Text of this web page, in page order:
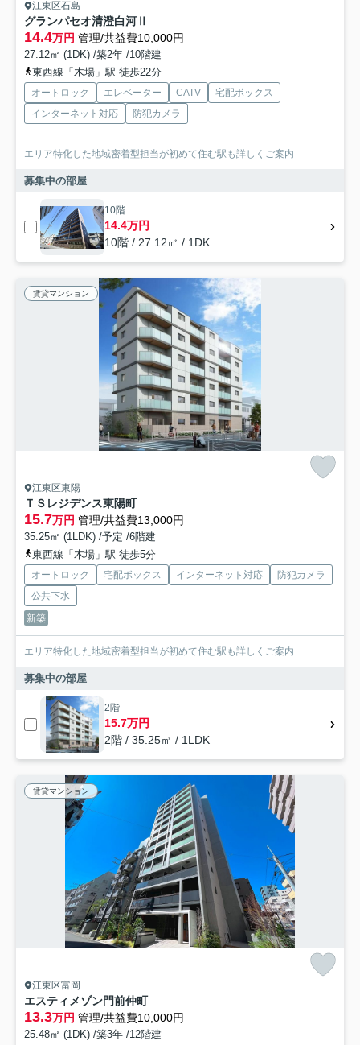
江東区石島
グランパセオ清澄白河Ⅱ
14.4万円 管理/共益費10,000円
27.12㎡ (1DK) /築2年 /10階建
東西線「木場」駅 徒歩22分
オートロック エレベーター CATV
宅配ボックス
インターネット対応
防犯カメラ
エリア特化した地域密着型担当が初めて住む駅も詳しくご案内
募集中の部屋
10階
14.4万円
10階 / 27.12㎡ / 1DK
賃貸マンション
江東区東陽
ＴＳレジデンス東陽町
15.7万円 管理/共益費13,000円
35.25㎡ (1LDK) /予定 /6階建
東西線「木場」駅 徒歩5分
オートロック 宅配ボックス インターネット対応
防犯カメラ
公共下水
新築
エリア特化した地域密着型担当が初めて住む駅も詳しくご案内
募集中の部屋
2階
15.7万円
2階 / 35.25㎡ / 1LDK
賃貸マンション
江東区富岡
エスティメゾン門前仲町
13.3万円 管理/共益費10,000円
25.48㎡ (1DK) /築3年 /12階建